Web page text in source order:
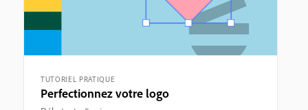
TUTORIEL PRATIQUE
Perfectionnez votre logo